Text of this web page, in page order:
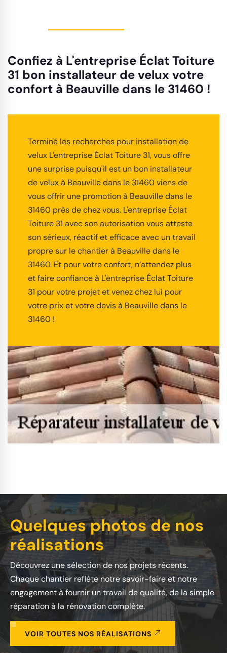
Confiez à L'entreprise Éclat Toiture
31 bon installateur de velux votre
confort à Beauville dans le 31460 !
Terminé les recherches pour installation de
velux L'entreprise Éclat Toiture 31, vous offre
une surprise puisqu'il est un bon installateur
de velux à Beauville dans le 31460 viens de
vous offrir une promotion à Beauville dans le
31460 près de chez vous. L'entreprise Éclat
Toiture 31 avec son autorisation vous atteste
son sérieux, réactif et efficace avec un travail
propre sur le chantier à Beauville dans le
31460. Et pour votre confort, n’attendez plus
et faire confiance à L'entreprise Éclat Toiture
31 pour votre projet et venez chez lui pour
votre prix et votre devis à Beauville dans le
31460 !
Quelques photos de nos
réalisations
Découvrez une sélection de nos projets récents.
Chaque chantier reflète notre savoir-faire et notre
engagement à fournir un travail de qualité, de la simple
réparation à la rénovation complète.
VOIR TOUTES NOS RÉALISATIONS